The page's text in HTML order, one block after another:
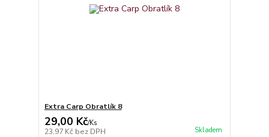
Extra Carp Obratlík 8
29,00 Kč/Ks
23,97 Kč bez DPH Skladem